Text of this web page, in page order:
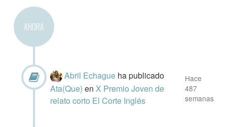
AHORA
Abril Echague ha publicado
Ata(Que)enX Premio Joven de
relato corto El Corte Inglés
Hace
487
semanas